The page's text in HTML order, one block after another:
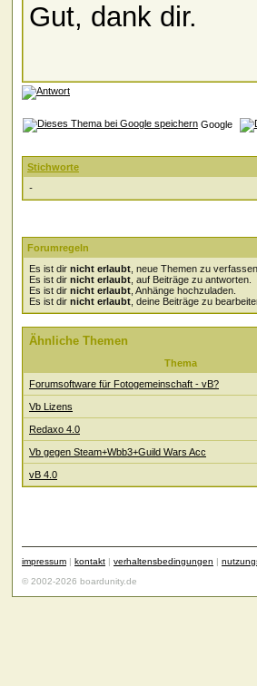
Gut, dank dir.
Google
Stichworte
-
Forumregeln
Es ist dir nicht erlaubt , neue Themen zu verfassen.
Es ist dir nicht erlaubt , auf Beiträge zu antworten.
Es ist dir nicht erlaubt , Anhänge hochzuladen.
Es ist dir nicht erlaubt , deine Beiträge zu
Ähnliche Themen
Thema
Forumsoftware für Fotogemeinschaft - vB?
Vb Lizens
Redaxo 4.0
Vb gegen Steam+Wbb3+Guild Wars Acc
vB 4.0
impressum | kontakt | verhaltensbedingungen |
© 2002-2026 boardunity.de